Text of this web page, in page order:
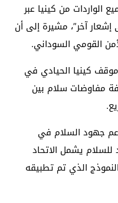
الواردات من كينيا عبر
إشعار آخر”، مشيرة إلى أن
القومي السوداني.
كينيا الحيادي في
مفاوضات سلام بين
جهود السلام في
للسلام يشمل الاتحاد
الذي تم تطبيقه